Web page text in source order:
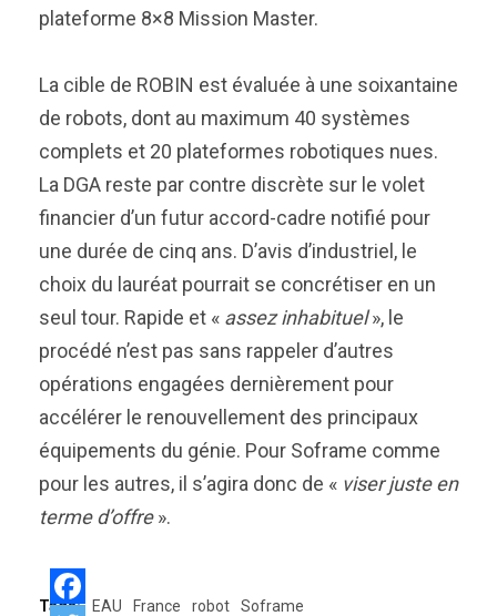
plateforme 8×8 Mission Master.
La cible de ROBIN est évaluée à une soixantaine
de robots, dont au maximum 40 systèmes
complets et 20 plateformes robotiques nues.
La DGA reste par contre discrète sur le volet
financier d’un futur accord-cadre notifié pour
une durée de cinq ans. D’avis d’industriel, le
choix du lauréat pourrait se concrétiser en un
seul tour. Rapide et « assez inhabituel», le
procédé n’est pas sans rappeler d’autres
opérations engagées dernièrement pour
accélérer le renouvellement des principaux
équipements du génie. Pour Soframe comme
pour les autres, il s’agira donc de « viser juste en
terme d’offre».
Tags: EAU France robot Soframe